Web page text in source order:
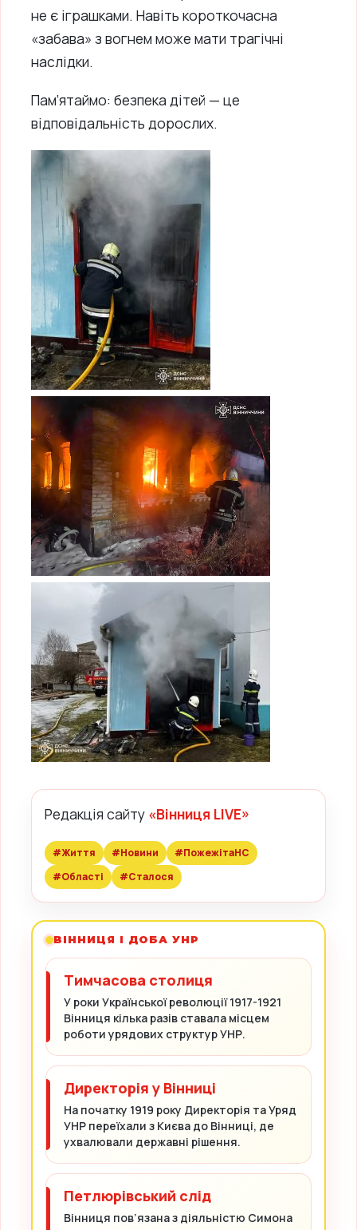
не є іграшками. Навіть короткочасна
«забава» з вогнем може мати трагічні
наслідки.
Пам’ятаймо: безпека дітей — це
відповідальність дорослих.
Редакція сайту «Вінниця LIVE»
#Життя #Новини
#ПожежітаНС
#Області
#Сталося
ВІННИЦЯ І ДОБА УНР
Тимчасова столиця
У роки Української революції 1917-1921
Вінниця кілька разів ставала місцем
роботи урядових структур УНР.
Директорія у Вінниці
На початку 1919 року Директорія та Уряд
УНР переїхали з Києва до Вінниці, де
ухвалювали державні рішення.
Петлюрівський слід
Вінниця пов’язана з діяльністю Симона